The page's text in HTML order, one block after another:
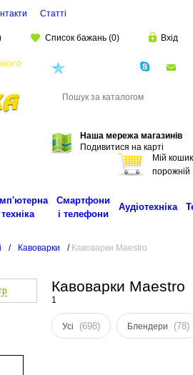
Статті
Список бажань (0) Вхід
Наша мережа магазинів
Подивитися на карті
Мій кошик
порожній
техніка
Смартфони
і телефони
Аудіотехніка
/ Кавоварки / Кавоварки Maestro
Кавоварки Maestro
1
Усі (698) Блендери (78)